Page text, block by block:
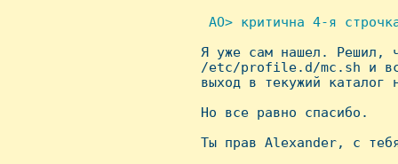
AO> критична 4-я
Я уже сам нашел. Решил,
/etc/profile.d/mc.sh и все
выход в текужий каталог
Hо все равно спасибо.
Ты прав Alexander, с